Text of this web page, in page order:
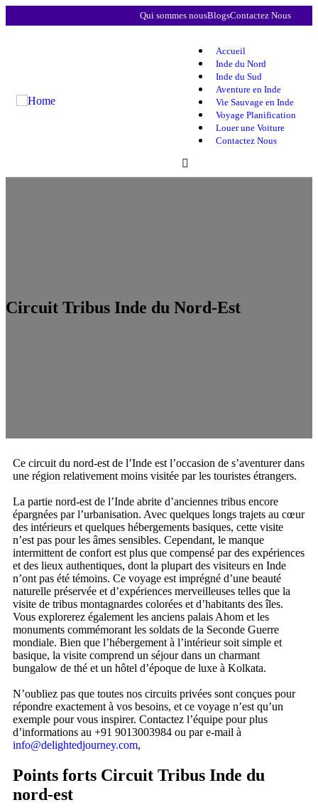
Qui sommes nousBlogsContactez Nous
Accueil
Inde du Nord
Inde du Sud
Aventure en Inde
Vie Sauvage en Inde
Voyage Planification
Louer une Voiture
Contactez Nous
Circuit Tribus Inde du Nord-Est
Ce circuit du nord-est de l’Inde est l’occasion de s’aventurer dans
une région relativement moins visitée par les touristes étrangers.
La partie nord-est de l’Inde abrite d’anciennes tribus encore
épargnées par l’urbanisation. Avec quelques longs trajets au cœur
des intérieurs et quelques hébergements basiques, cette visite
n’est pas pour les âmes sensibles. Cependant, le manque
intermittent de confort est plus que compensé par des expériences
et des lieux authentiques, dont la plupart des visiteurs en Inde
n’ont pas été témoins. Ce voyage est imprégné d’une beauté
naturelle préservée et d’expériences merveilleuses telles que la
visite de tribus montagnardes colorées et d’habitants des îles.
Vous explorerez également les anciens palais Ahom et les
monuments commémorant les soldats de la Seconde Guerre
mondiale. Bien que l’hébergement à l’intérieur soit simple et
basique, la visite comprend un séjour dans un charmant
bungalow de thé et un hôtel d’époque de luxe à Kolkata.
N’oubliez pas que toutes nos circuits privées sont conçues pour
répondre exactement à vos besoins, et ce voyage n’est qu’un
exemple pour vous inspirer. Contactez l’équipe pour plus
d’informations au +91 9013003984 ou par e-mail à
info@delightedjourney.com,
Points forts Circuit Tribus Inde du
nord-est